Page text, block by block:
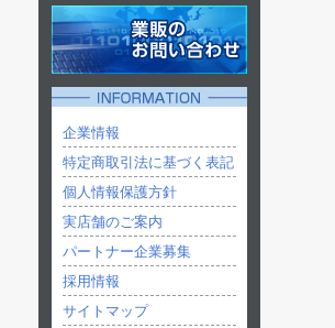
企業情報
特定商取引法に基づく表記
個人情報保護方針
実店舗のご案内
パートナー企業募集
採用情報
サイトマップ